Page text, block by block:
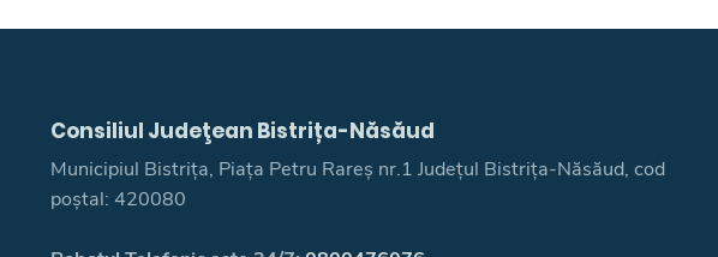
Consiliul Judeţean Bistrița-Năsăud
Municipiul Bistrița, Piața Petru Rareș nr.1 Județul Bistrița-Năsăud, cod
poștal: 420080